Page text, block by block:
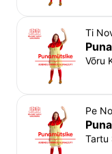
Ti
Võru
Pe
Tartu